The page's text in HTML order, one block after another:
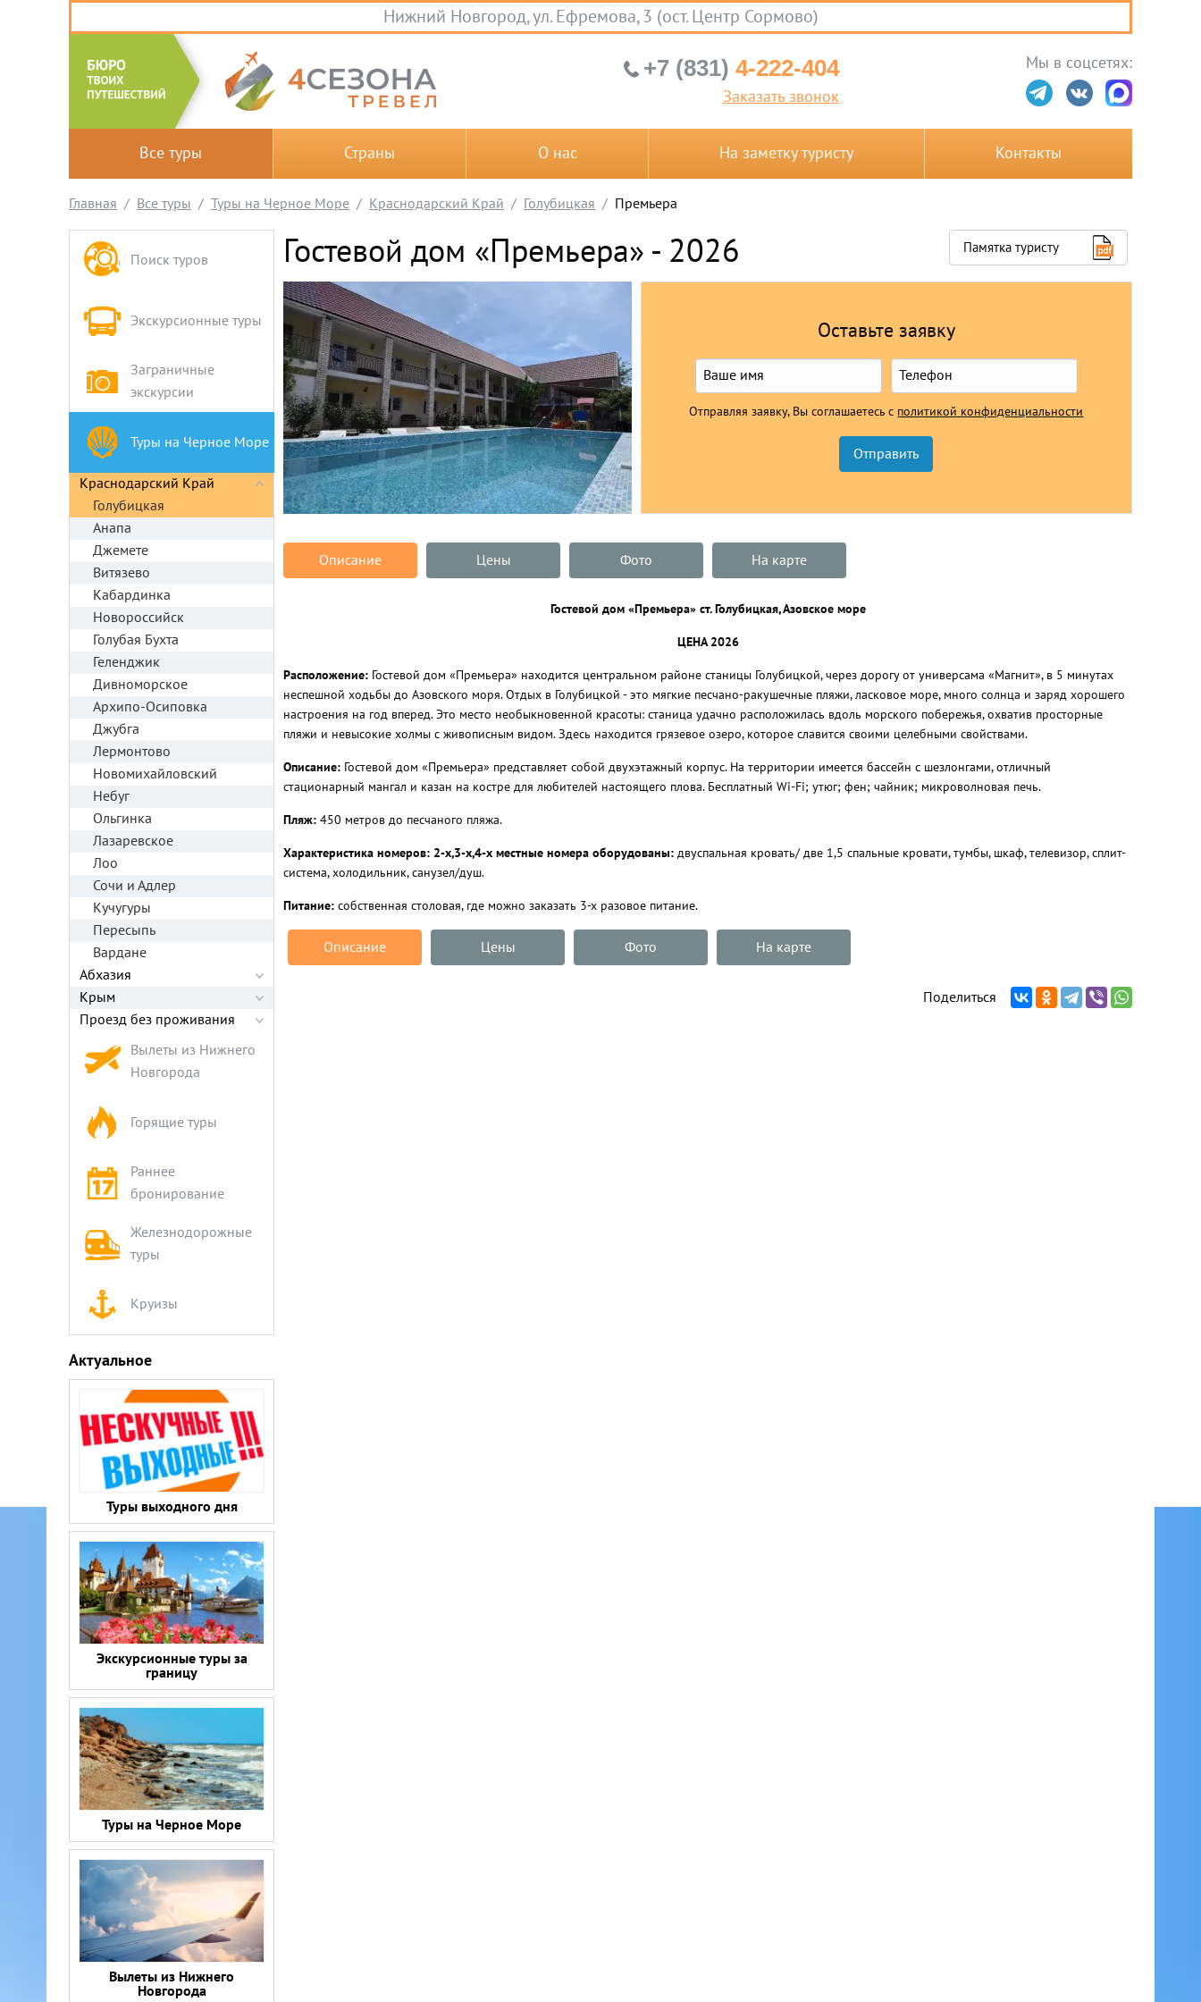
Нижний Новгород, ул. Ефремова, 3 (ост. Центр Сормово)
Все туры Страны О нас На заметку туристу Контакты
+7 (831) 4-222-404
Заказать звонок
Мы в соцсетях:
Главная Все туры Туры на Черное Море Краснодарский Край Голубицкая Премьера
Поиск туров
Экскурсионные туры
Заграничные
экскурсии
Туры на Черное Море
Краснодарский Край
Голубицкая
Анапа
Джемете
Витязево
Кабардинка
Новороссийск
Голубая Бухта
Геленджик
Дивноморское
Архипо-Осиповка
Джубга
Лермонтово
Новомихайловский
Небуг
Ольгинка
Лазаревское
Лоо
Сочи и Адлер
Кучугуры
Пересыпь
Вардане
Абхазия
Крым
Проезд без проживания
Вылеты из Нижнего
Новгорода
Горящие туры
Раннее
бронирование
Железнодорожные
туры
Круизы
Актуальное
Туры выходного дня
Экскурсионные туры за
границу
Туры на Черное Море
Вылеты из Нижнего
Новгорода
Гостевой дом «Премьера» - 2026 Памятка туристу
Оставьте заявку
Отправляя заявку, Вы соглашаетесь с политикой конфиденциальности
Описание Цены Фото На карте
Гостевой дом «Премьера» ст. Голубицкая, Азовское море
ЦЕНА 2026
Расположение: Гостевой дом «Премьера» находится центральном районе станицы Голубицкой, через дорогу от универсама «Магнит», в 5 минутах
неспешной ходьбы до Азовского моря. Отдых в Голубицкой - это мягкие песчано-ракушечные пляжи, ласковое море, много солнца и заряд хорошего
настроения на год вперед. Это место необыкновенной красоты: станица удачно расположилась вдоль морского побережья, охватив просторные
пляжи и невысокие холмы с живописным видом. Здесь находится грязевое озеро, которое славится своими целебными свойствами.
Описание: Гостевой дом «Премьера» представляет собой двухэтажный корпус. На территории имеется бассейн с шезлонгами, отличный
стационарный мангал и казан на костре для любителей настоящего плова. Бесплатный Wi-Fi; утюг; фен; чайник; микроволновая печь.
Пляж: 450 метров до песчаного пляжа.
Характеристика номеров: 2-х,3-х,4-х местные номера оборудованы: двуспальная кровать/ две 1,5 спальные кровати, тумбы, шкаф, телевизор, сплит-
система, холодильник, санузел/душ.
Питание: собственная столовая, где можно заказать 3-х разовое питание.
Описание Цены Фото На карте
Поделиться